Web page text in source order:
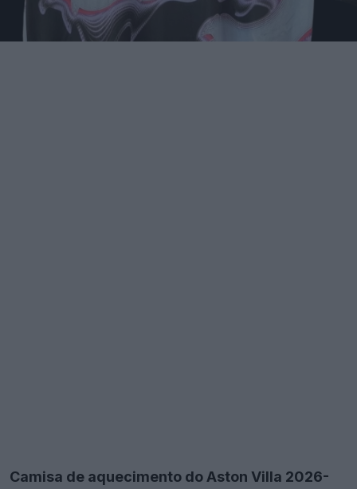
Camisa de aquecimento do Aston Villa 2026-